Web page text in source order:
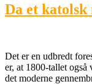
Da et
Det er en udbredt
er, at 1800-tallet
det moderne